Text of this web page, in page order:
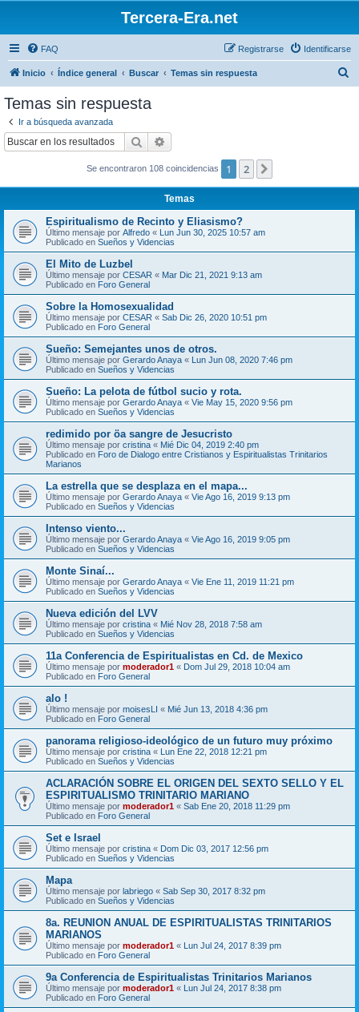
Tercera-Era.net
FAQ Identificarse
Registrarse
Inicio Índice general Buscar Temas sin respuesta
Temas sin respuesta
Ir a búsqueda avanzada
Buscar
Se encontraron 108 coincidencias 1 2
Temas
Espiritualismo de Recinto y Eliasismo?
Último mensaje por Alfredo « Lun Jun 30, 2025 10:57 am
Publicado en Sueños y Videncias
El Mito de Luzbel
Último mensaje por CESAR « Mar Dic 21, 2021 9:13 am
Publicado en Foro General
Sobre la Homosexualidad
Último mensaje por CESAR « Sab Dic 26, 2020 10:51 pm
Publicado en Foro General
Sueño: Semejantes unos de otros.
Último mensaje por Gerardo Anaya « Lun Jun 08, 2020 7:46 pm
Publicado en Sueños y Videncias
Sueño: La pelota de fútbol sucio y rota.
Último mensaje por Gerardo Anaya « Vie May 15, 2020 9:56 pm
Publicado en Sueños y Videncias
redimido por öa sangre de Jesucristo
Último mensaje por cristina « Mié Dic 04, 2019 2:40 pm
Publicado en Foro de Dialogo entre Cristianos y Espiritualistas Trinitarios
Marianos
La estrella que se desplaza en el mapa...
Último mensaje por Gerardo Anaya « Vie Ago 16, 2019 9:13 pm
Publicado en Sueños y Videncias
Intenso viento...
Último mensaje por Gerardo Anaya « Vie Ago 16, 2019 9:05 pm
Publicado en Sueños y Videncias
Monte Sinaí...
Último mensaje por Gerardo Anaya « Vie Ene 11, 2019 11:21 pm
Publicado en Sueños y Videncias
Nueva edición del LVV
Último mensaje por cristina « Mié Nov 28, 2018 7:58 am
Publicado en Sueños y Videncias
11a Conferencia de Espiritualistas en Cd. de Mexico
Último mensaje por moderador1 « Dom Jul 29, 2018 10:04 am
Publicado en Foro General
alo !
Último mensaje por moisesLI « Mié Jun 13, 2018 4:36 pm
Publicado en Foro General
panorama religioso-ideológico de un futuro muy próximo
Último mensaje por cristina « Lun Ene 22, 2018 12:21 pm
Publicado en Sueños y Videncias
ACLARACIÓN SOBRE EL ORIGEN DEL SEXTO SELLO Y EL
ESPIRITUALISMO TRINITARIO MARIANO
Último mensaje por moderador1 « Sab Ene 20, 2018 11:29 pm
Publicado en Foro General
Set e Israel
Último mensaje por cristina « Dom Dic 03, 2017 12:56 pm
Publicado en Sueños y Videncias
Mapa
Último mensaje por labriego « Sab Sep 30, 2017 8:32 pm
Publicado en Sueños y Videncias
8a. REUNION ANUAL DE ESPIRITUALISTAS TRINITARIOS
MARIANOS
Último mensaje por moderador1 « Lun Jul 24, 2017 8:39 pm
Publicado en Foro General
9a Conferencia de Espiritualistas Trinitarios Marianos
Último mensaje por moderador1 « Lun Jul 24, 2017 8:38 pm
Publicado en Foro General